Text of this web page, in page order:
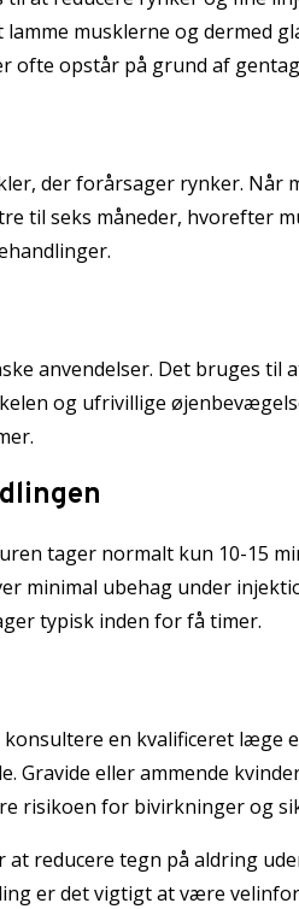
musklerne og dermed
ofte opstår på grund af
der forårsager rynker.
til seks måneder, hvorefter
anvendelser. Det bruges
og ufrivillige
tager normalt kun 10-15
minimal ubehag under
typisk inden for få timer.
en kvalificeret
Gravide eller ammende
risikoen for bivirkninger og
reducere tegn på aldring
er det vigtigt at være